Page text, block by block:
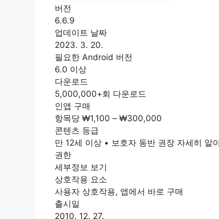
버전
6.6.9
업데이트 날짜
2023. 3. 20.
필요한 Android 버전
6.0 이상
다운로드
5,000,000+회 다운로드
인앱 구매
항목당 ₩1,100 – ₩300,000
콘텐츠 등급
만 12세 이상 • 보호자 동반 권장 자세히 알
권한
세부정보 보기
상호작용 요소
사용자 상호작용, 앱에서 바로 구매
출시일
2010. 12. 27.